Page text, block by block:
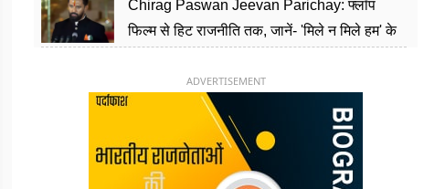
Chirag Paswan Jeevan Parichay: फ्लॉप
फिल्म से हिट राजनीति तक, जानें- 'मिले न मिले हम' के
ADVERTISEMENT